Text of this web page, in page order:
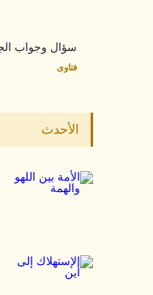
سؤال وجواب الجمعة 12 ذو
فتاوى
الأحدث